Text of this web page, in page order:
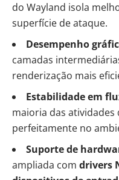
do Wayland isola
superfície de ataque.
Desempenho
camadas
renderização mais
Estabilidade em
maioria das atividades
perfeitamente no
Suporte de
ampliada com drivers